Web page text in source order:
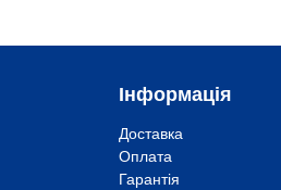
Інформація
Доставка
Оплата
Гарантія